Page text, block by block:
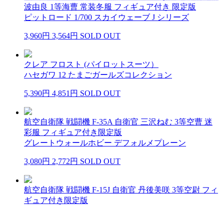
波由良 1等海曹 常装冬服 フィギュア付き 限定版
ピットロード 1/700 スカイウェーブ J シリーズ
3,960円 3,564円 SOLD OUT
クレア フロスト (パイロットスーツ）
ハセガワ 12 たまごガールズコレクション
5,390円 4,851円 SOLD OUT
航空自衛隊 戦闘機 F-35A 自衛官 三沢ねむ 3等空曹 迷
彩服 フィギュア付き限定版
グレートウォールホビー デフォルメプレーン
3,080円 2,772円 SOLD OUT
航空自衛隊 戦闘機 F-15J 自衛官 丹後美咲 3等空尉 フィ
ギュア付き限定版